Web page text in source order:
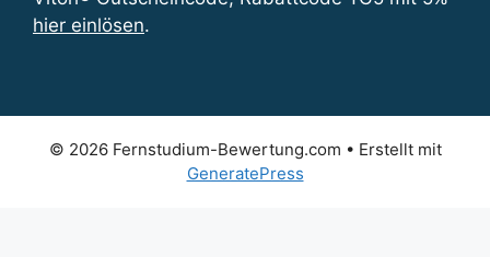
hier einlösen.
© 2026 Fernstudium-Bewertung.com • Erstellt mit
GeneratePress